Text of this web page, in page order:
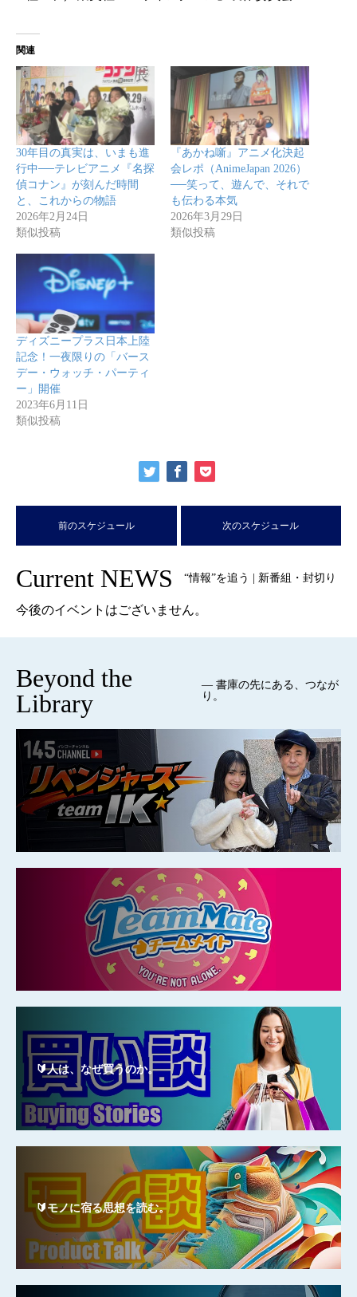
関連
30年目の真実は、いまも進
行中──テレビアニメ『名探
偵コナン』が刻んだ時間
と、これからの物語
2026年2月24日
類似投稿
『あかね噺』アニメ化決起
会レポ（AnimeJapan 2026）
──笑って、遊んで、それで
も伝わる本気
2026年3月29日
類似投稿
ディズニープラス日本上陸
記念！一夜限りの「バース
デー・ウォッチ・パーティ
ー」開催
2023年6月11日
類似投稿
前のスケジュール 次のスケジュール
Current NEWS “情報”を追う | 新番組・封切り
今後のイベントはございません。
Beyond the
Library
— 書庫の先にある、つなが
り。
🔰人は、なぜ買うのか。
🔰モノに宿る思想を読む。